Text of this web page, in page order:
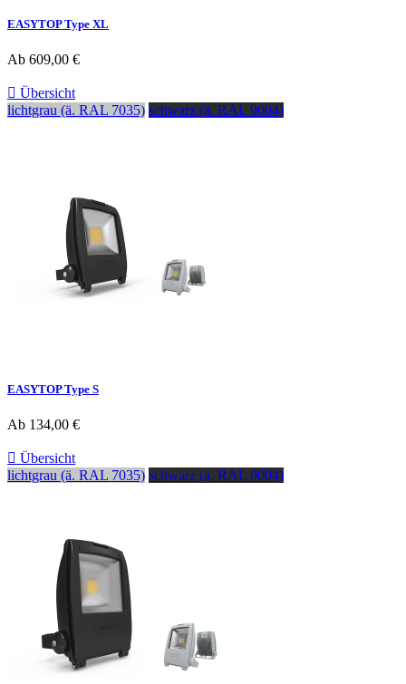
EASYTOP Type XL
Ab 609,00 €
 Übersicht
lichtgrau (ä. RAL 7035) schwarz (ä. RAL 9004)
EASYTOP Type S
Ab 134,00 €
 Übersicht
lichtgrau (ä. RAL 7035) schwarz (ä. RAL 9004)